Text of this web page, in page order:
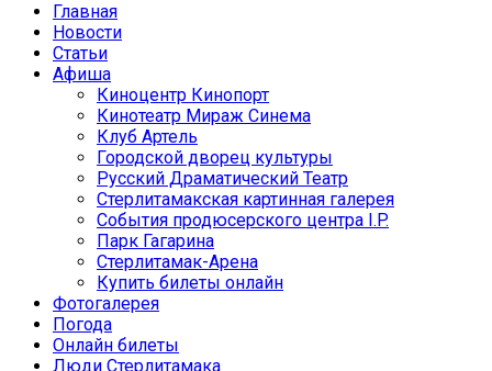
Главная
Новости
Статьи
Афиша
Киноцентр Кинопорт
Кинотеатр Мираж Синема
Клуб Артель
Городской дворец культуры
Русский Драматический Театр
Стерлитамакская картинная галерея
События продюсерского центра I.P.
Парк Гагарина
Стерлитамак-Арена
Купить билеты онлайн
Фотогалерея
Погода
Онлайн билеты
Люди Стерлитамака